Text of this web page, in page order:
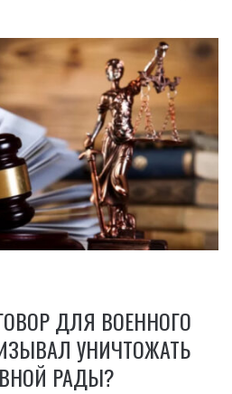
ДЛЯ ВОЕННОГО
УНИЧТОЖАТЬ
РАДЫ?